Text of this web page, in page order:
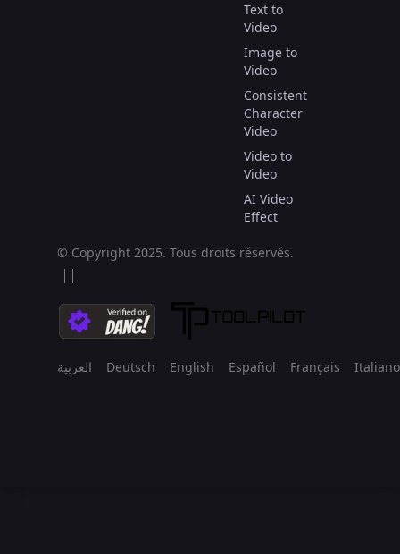
Text to
Video
Image to
Video
Consistent
Character
Video
Video to
Video
AI Video
Effect
© Copyright 2025. Tous droits réservés.
العربية Deutsch English Español Français Italiano